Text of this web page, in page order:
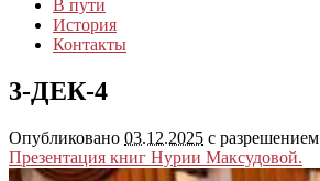
В пути
История
Контакты
3-ДЕК-4
Опубликовано 03.12.2025 с разрешением
Презентация книг Нурии Максудовой.